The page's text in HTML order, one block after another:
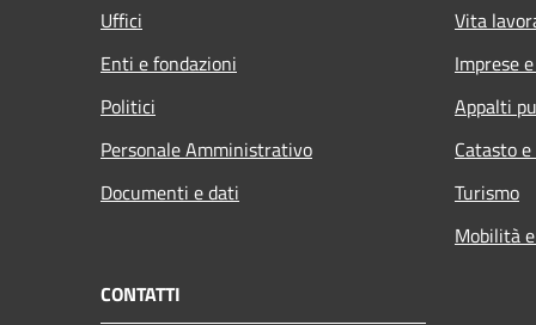
Uffici
Enti e fondazioni
Politici
Personale Amministrativo
Documenti e dati
Vita
Imprese
Appalti
Catasto
Turismo
Mobilità
CONTATTI